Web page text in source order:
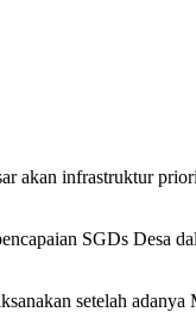
akan infrastruktur
SGDs Desa
setelah adanya